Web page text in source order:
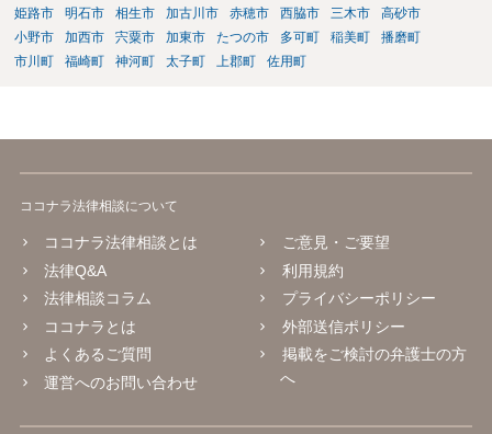
姫路市
明石市 相生市 加古川市 赤穂市 西脇市 三木市
高砂市
小野市
加西市 宍粟市 加東市 たつの市 多可町 稲美町
播磨町
市川町
福崎町 神河町 太子町 上郡町 佐用町
ココナラ法律相談について
ココナラ法律相談とは
法律Q&A
法律相談コラム
ココナラとは
よくあるご質問
運営へのお問い合わせ
ご意見・ご要望
利用規約
プライバシーポリシー
外部送信ポリシー
掲載をご検討の弁護士の方
へ